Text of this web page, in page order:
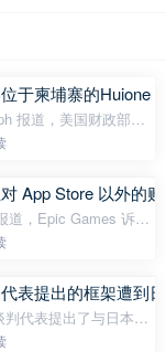
于柬埔寨的Huione
报道，美国财政部金
议，禁止美国金融机构
。App Store 以外的
道，Epic Games 诉
Rogers 裁定，苹果
引导用
表提出的框架遭到
代表提出了与日本达
不愿降低汽车、钢铁